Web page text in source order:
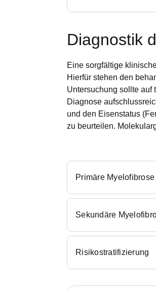
Diagnostik
Eine sorgfältige
Hierfür stehen den
Untersuchung sollte auf
Diagnose
und den Eisenstatus
zu beurteilen.
Primäre Myelofibrose
Sekundäre
Risikostratifizierung